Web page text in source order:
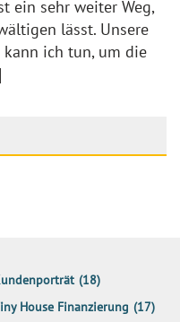
ein sehr weiter Weg,
lässt. Unsere
kann ich tun, um die
(18)
House Finanzierung (17)